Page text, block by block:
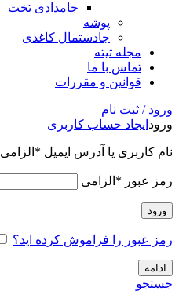
جامدادی تخت
پوشه
جادستمال کاغذی
مجله تیته
تماس با ما
قوانین و مقررات
ورود / ثبت نام
ورود ایجاد حساب کاربری
نام کاربری یا آدرس ایمیل * الزامی
رمز عبور * الزامی
ورود
رمز عبور را فراموش کرده اید؟
ادامه
جستجو